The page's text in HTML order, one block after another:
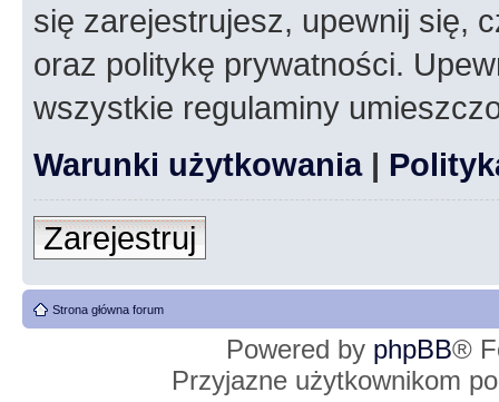
się zarejestrujesz, upewnij się,
oraz politykę prywatności.
wszystkie regulaminy
Warunki użytkowania|
Zarejestruj
Strona główna forum
Powered by phpBB®
Przyjazne użytkownikom